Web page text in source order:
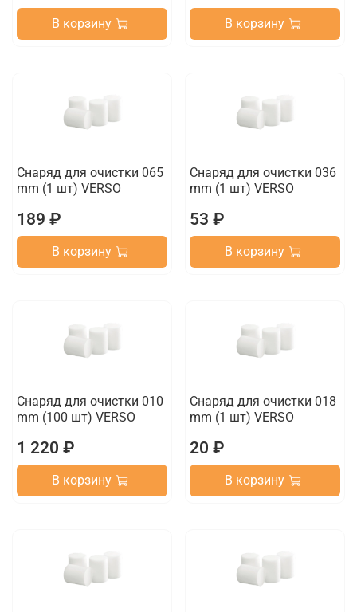
В корзину В корзину
Снаряд для очистки 065
mm (1 шт) VERSO
189 ₽
В корзину
Снаряд для очистки 036
mm (1 шт) VERSO
53 ₽
В корзину
Снаряд для очистки 010
mm (100 шт) VERSO
1 220 ₽
В корзину
Снаряд для очистки 018
mm (1 шт) VERSO
20 ₽
В корзину